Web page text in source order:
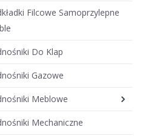
Filcowe Samoprzylepne
Do Klap
Gazowe
Meblowe
Mechaniczne